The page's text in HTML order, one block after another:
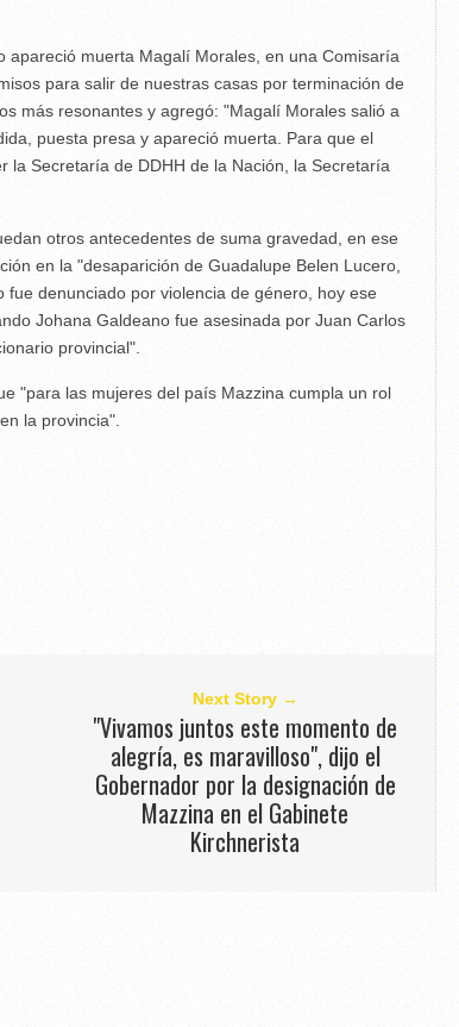
apareció muerta Magalí Morales, en una Comisaría
para salir de nuestras casas por terminación de
más resonantes y agregó: "Magalí Morales salió a
puesta presa y apareció muerta. Para que el
la Secretaría de DDHH de la Nación, la Secretaría
otros antecedentes de suma gravedad, en ese
en la "desaparición de Guadalupe Belen Lucero,
fue denunciado por violencia de género, hoy ese
Johana Galdeano fue asesinada por Juan Carlos
provincial".
"para las mujeres del país Mazzina cumpla un rol
la provincia".
Next Story →
"Vivamos juntos este momento de
alegría, es maravilloso", dijo el
Gobernador por la designación de
Mazzina en el Gabinete
Kirchnerista